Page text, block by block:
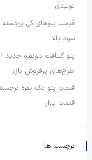
تولیدی
قیمت پتوهای گل برجسته
سود بالا
پتو گلبافت دونفره
طرح‌های پرفروش بازار
قیمت پتو تک نفره
قیمت بازار
برچسب ها